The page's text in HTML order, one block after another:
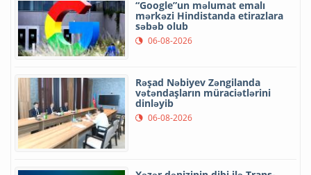
“Google”un məlumat emalı
mərkəzi Hindistanda etirazlara
səbəb olub
06-08-2026
Rəşad Nəbiyev Zəngilanda
vətəndaşların müraciətlərini
dinləyib
06-08-2026